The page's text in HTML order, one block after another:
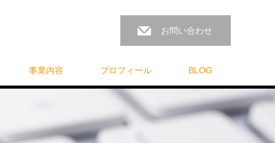
お問い合わせ
事業内容 プロフィール BLOG